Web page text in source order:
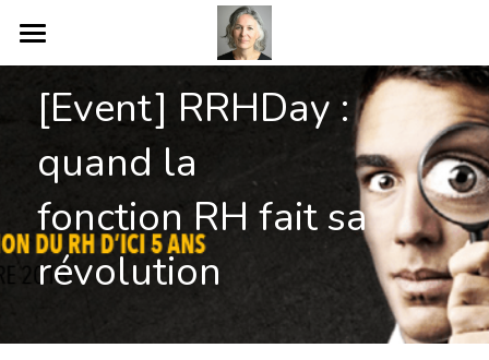
COMPÉTENCES
BLOG
A PROPOS
PARTENAIRES
ENGAGEMENTS
[Event] RRHDay :
quand la
fonction RH fait sa
révolution